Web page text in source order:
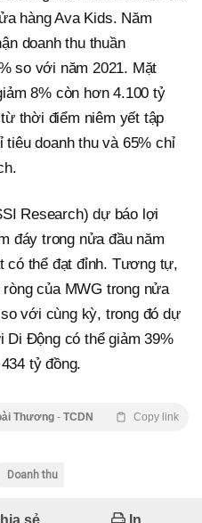
hàng Ava Kids. Năm
doanh thu thuần
so với năm 2021. Mặt
8% còn hơn 4.100 tỷ
thời điểm niêm yết tập
tiêu doanh thu và 65% chỉ
Research) dự báo lợi
đáy trong nửa đầu năm
có thể đạt đỉnh. Tương tự,
của MWG trong nửa
với cùng kỳ, trong đó dự
Di Động có thể giảm 39%
tỷ đồng.
Thương - TCDN Copy link
Doanh thu
sẻ In